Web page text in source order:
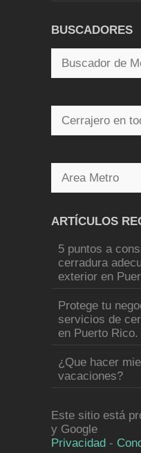
BUSCADORES
ARTÍCULOS
5 puntos a
cerradura
exterior en
Protege tu
servicios de
en Puerto Rico.
¿Que hacer
vacaciones?
Este sitio está
y Google
Privacidad -